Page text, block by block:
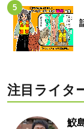
注目ライタ
鮫